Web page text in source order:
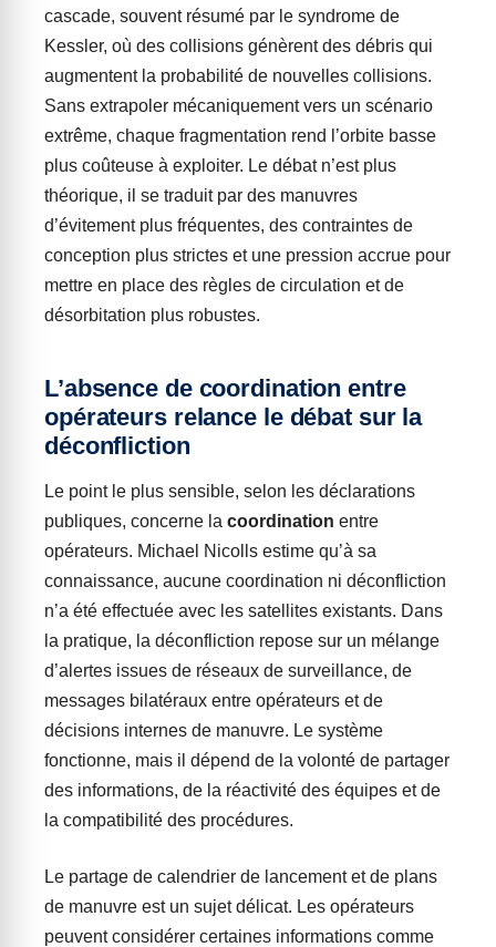
cascade, souvent résumé par le syndrome de
Kessler, où des collisions génèrent des débris qui
augmentent la probabilité de nouvelles collisions.
Sans extrapoler mécaniquement vers un scénario
extrême, chaque fragmentation rend l’orbite basse
plus coûteuse à exploiter. Le débat n’est plus
théorique, il se traduit par des manuvres
d’évitement plus fréquentes, des contraintes de
conception plus strictes et une pression accrue pour
mettre en place des règles de circulation et de
désorbitation plus robustes.
L’absence de coordination entre
opérateurs relance le débat sur la
déconfliction
Le point le plus sensible, selon les déclarations
publiques, concerne la coordination entre
opérateurs. Michael Nicolls estime qu’à sa
connaissance, aucune coordination ni déconfliction
n’a été effectuée avec les satellites existants. Dans
la pratique, la déconfliction repose sur un mélange
d’alertes issues de réseaux de surveillance, de
messages bilatéraux entre opérateurs et de
décisions internes de manuvre. Le système
fonctionne, mais il dépend de la volonté de partager
des informations, de la réactivité des équipes et de
la compatibilité des procédures.
Le partage de calendrier de lancement et de plans
de manuvre est un sujet délicat. Les opérateurs
peuvent considérer certaines informations comme